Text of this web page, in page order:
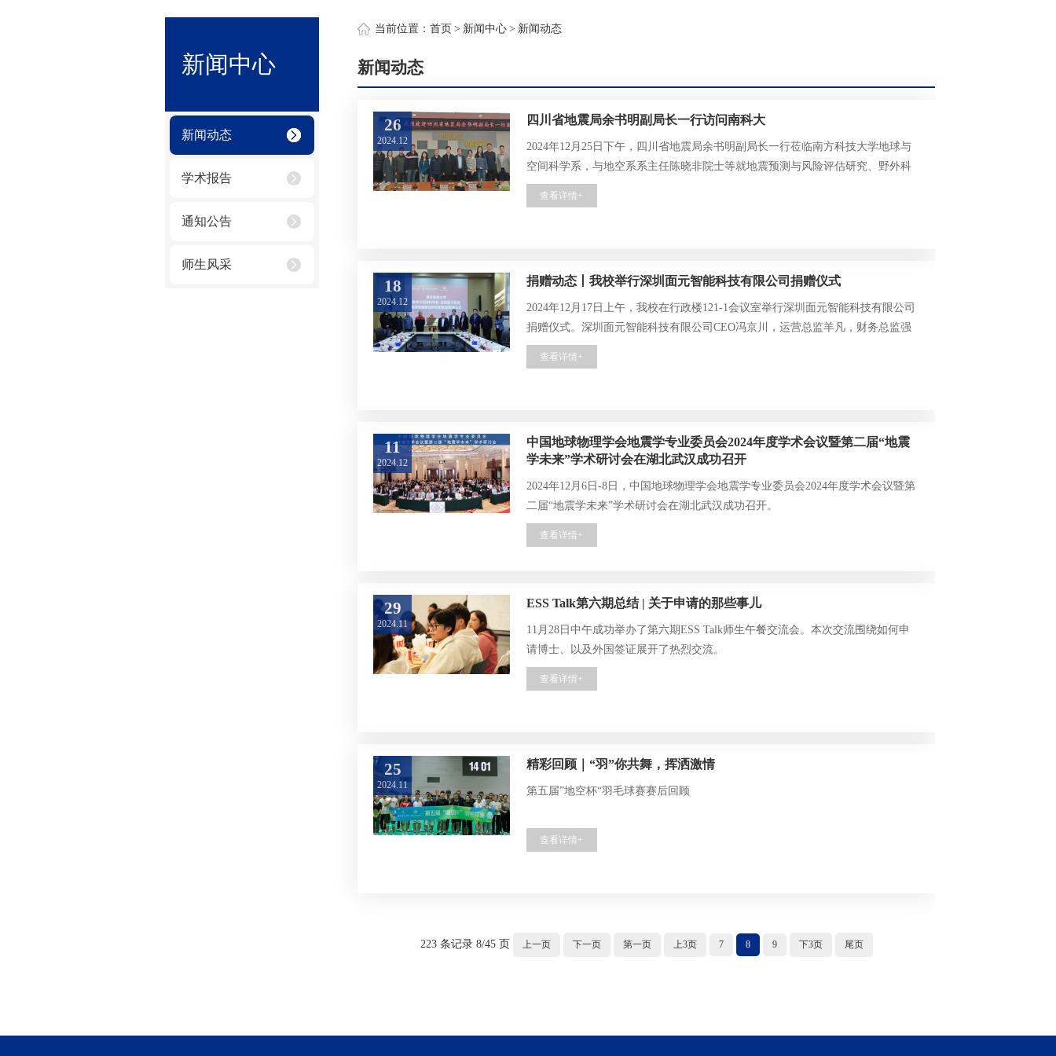
新闻中心
新闻动态
学术报告
通知公告
师生风采
当前位置： 首页 > 新闻中心 > 新闻动态
新闻动态
26
2024.12
​四川省地震局余书明副局长一行访问南科大
2024年12月25日下午，四川省地震局余书明副局长一行莅临南方科技大学地球与
空间科学系，与地空系系主任陈晓非院士等就地震预测与风险评估研究、野外科
学观测研究站建设等进行了深入交流与探讨。双方代表共聚一堂，共谋合作发展
新篇章。
查看详情+
18
2024.12
捐赠动态丨我校举行深圳面元智能科技有限公司捐赠仪式
2024年12月17日上午，我校在行政楼121-1会议室举行深圳面元智能科技有限公司
捐赠仪式。深圳面元智能科技有限公司CEO冯京川，运营总监羊凡，财务总监强
轶平，研发总监杜彦慧，我校地球与空间科学系系主任、中国科学院院士陈晓
非，副教授杨迪琨，联络发展部部长、教育基金会秘书长、校友会秘书长耿珺及
查看详情+
11
2024.12
中国地球物理学会地震学专业委员会2024年度学术会议暨第二届“地震
学未来”学术研讨会在湖北武汉成功召开
2024年12月6日-8日，中国地球物理学会地震学专业委员会2024年度学术会议暨第
二届“地震学未来”学术研讨会在湖北武汉成功召开。
查看详情+
29
2024.11
ESS Talk第六期总结 | 关于申请的那些事儿
11月28日中午成功举办了第六期ESS Talk师生午餐交流会。本次交流围绕如何申
请博士、以及外国签证展开了热烈交流。
查看详情+
25
2024.11
精彩回顾｜“羽”你共舞，挥洒激情
第五届”地空杯“羽毛球赛赛后回顾
查看详情+
223 条记录 8/45 页 上一页 下一页 第一页 上3页 7 8 9 下3页 尾页